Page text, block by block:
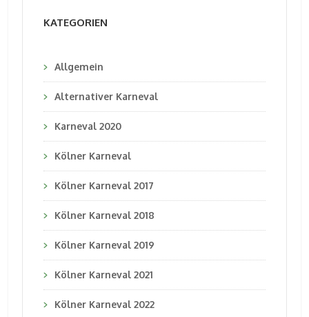
KATEGORIEN
Allgemein
Alternativer Karneval
Karneval 2020
Kölner Karneval
Kölner Karneval 2017
Kölner Karneval 2018
Kölner Karneval 2019
Kölner Karneval 2021
Kölner Karneval 2022